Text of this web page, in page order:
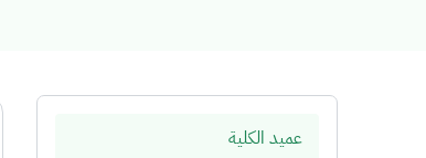
عميد الكلية
عميد الكلية